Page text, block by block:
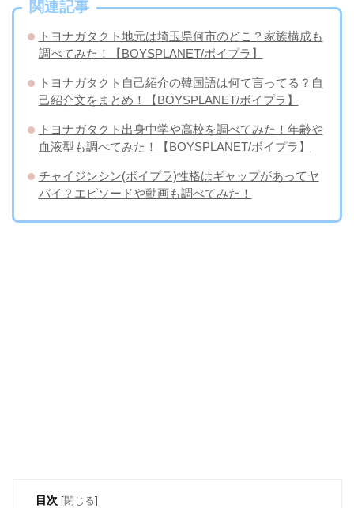
関連記事
トヨナガタクト地元は埼玉県何市のどこ？家族構成も
調べてみた！【BOYSPLANET/ボイプラ】
トヨナガタクト自己紹介の韓国語は何て言ってる？自
己紹介文をまとめ！【BOYSPLANET/ボイプラ】
トヨナガタクト出身中学や高校を調べてみた！年齢や
血液型も調べてみた！【BOYSPLANET/ボイプラ】
チャイジンシン(ボイプラ)性格はギャップがあってヤ
バイ？エピソードや動画も調べてみた！
目次 [閉じる]